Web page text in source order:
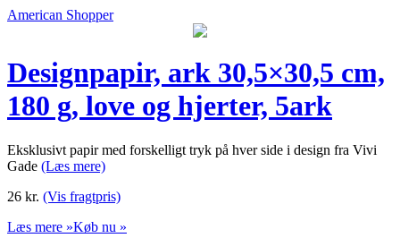
American Shopper
Designpapir, ark 30,5×30,5 cm,
180 g, love og hjerter, 5ark
Eksklusivt papir med forskelligt tryk på hver side i design fra Vivi
Gade (Læs mere)
26 kr. (Vis fragtpris)
Læs mere »Køb nu »